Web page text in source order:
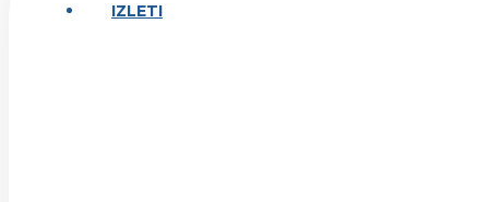
IZLETI